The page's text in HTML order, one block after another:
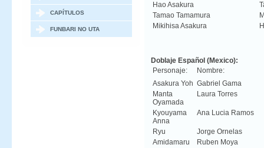
MANGA
CAPÍTULOS
ESPECIALES / OVAS
FUNBARI NO UTA
Hao Asakura
Tamao Tamamura
Mikihisa Asakura
Doblaje Español (Mexico):
Personaje:
Nombre:
Asakura Yoh Gabriel Gama
Manta
Oyamada
Laura Torres
Kyouyama
Anna
Ana Lucia Ramos
Ryu
Jorge Ornelas
Amidamaru
Ruben Moya